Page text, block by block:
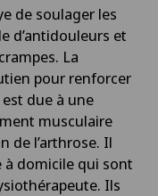
du foie)
de soulager les
d’antidouleurs et
La
pour renforcer
due à une
musculaire
de l’arthrose. Il
à domicile qui sont
Ils